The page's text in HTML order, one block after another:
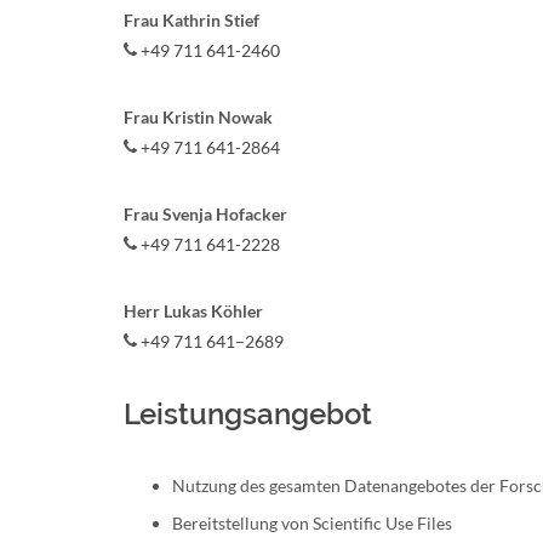
Frau Kathrin Stief
+49 711 641-2460
Frau Kristin Nowak
+49 711 641-2864
Frau Svenja Hofacker
+49 711 641-2228
Herr Lukas Köhler
+49 711 641–2689
Leistungsangebot
Nutzung des gesamten Datenangebotes der
Bereitstellung von Scientific Use Files